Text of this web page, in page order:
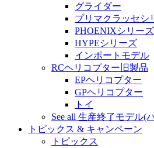
グライダー
プリマクラッセシ
PHOENIXシリーズ
HYPEシリーズ
インポートモデル
RCヘリコプター旧製品
EPヘリコプター
GPヘリコプター
トイ
See all 生産終了モデル(
トピックス & キャンペーン
トピックス